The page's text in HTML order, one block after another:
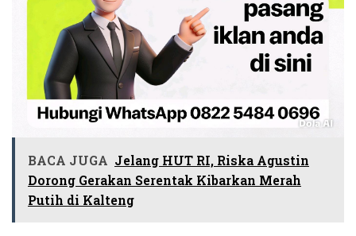
BACA JUGA Jelang HUT RI, Riska Agustin
Dorong Gerakan Serentak Kibarkan Merah
Putih di Kalteng